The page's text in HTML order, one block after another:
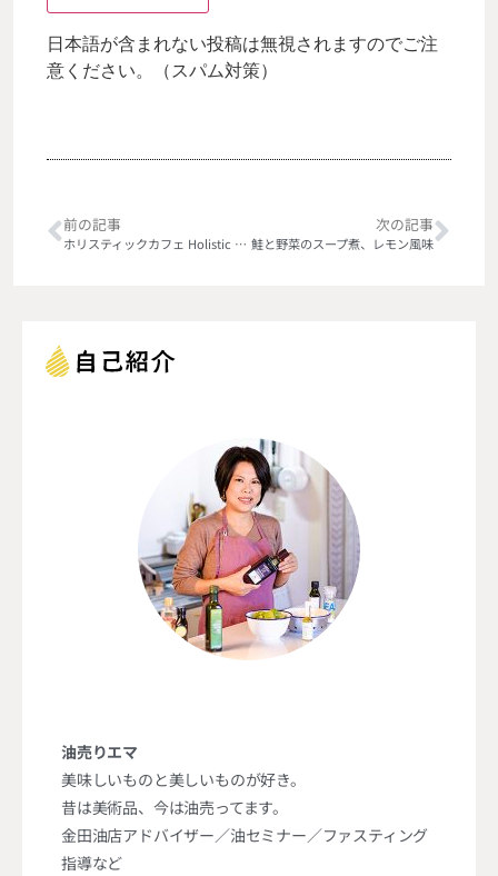
日本語が含まれない投稿は無視されますのでご注
意ください。（スパム対策）
前の記事
ホリスティックカフェ Holistic Cafe【大分・中津市】
次の記事
鮭と野菜のスープ煮、レモン風味
油売りエマ
美味しいものと美しいものが好き。
昔は美術品、今は油売ってます。
金田油店アドバイザー／油セミナー／ファスティング
指導など